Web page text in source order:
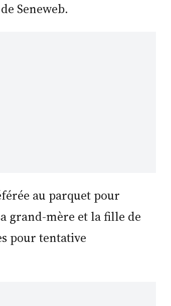
Seneweb.
au parquet pour
grand-mère et la fille de
pour tentative